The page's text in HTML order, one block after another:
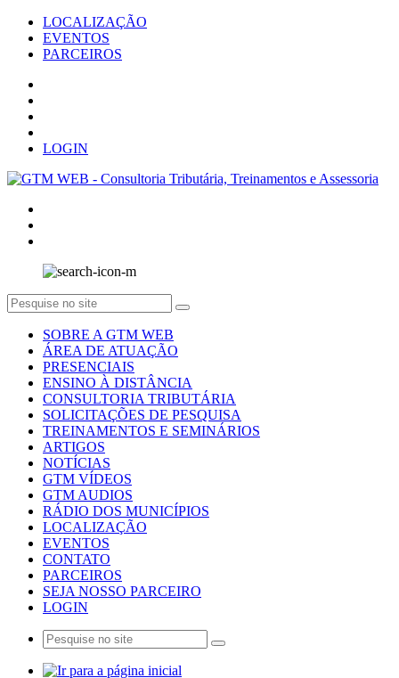
LOCALIZAÇÃO
EVENTOS
PARCEIROS
LOGIN
SOBRE A GTM WEB
ÁREA DE ATUAÇÃO
PRESENCIAIS
ENSINO À DISTÂNCIA
CONSULTORIA TRIBUTÁRIA
SOLICITAÇÕES DE PESQUISA
TREINAMENTOS E SEMINÁRIOS
ARTIGOS
NOTÍCIAS
GTM VÍDEOS
GTM AUDIOS
RÁDIO DOS MUNICÍPIOS
LOCALIZAÇÃO
EVENTOS
CONTATO
PARCEIROS
SEJA NOSSO PARCEIRO
LOGIN